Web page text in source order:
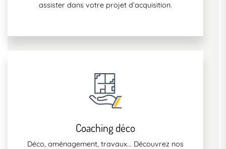
assister dans votre projet d’acquisition.
Coaching déco
Déco, aménagement, travaux... Découvrez nos